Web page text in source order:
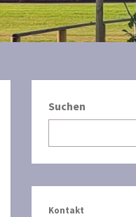
Suchen
Kontakt